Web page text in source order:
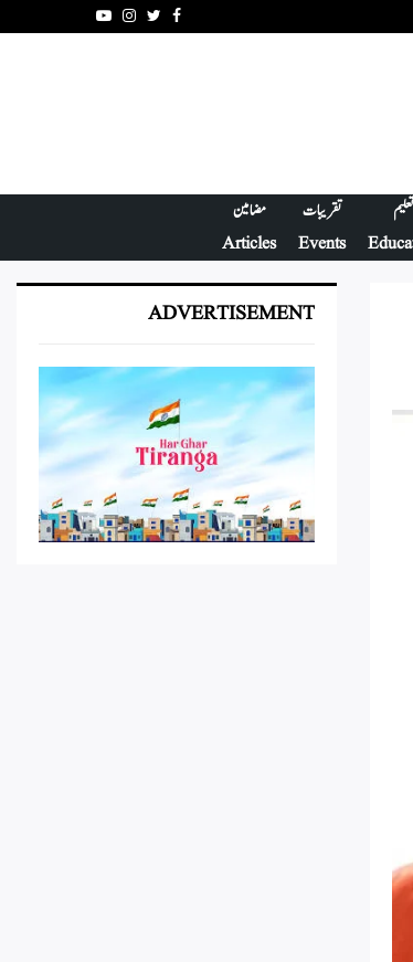
Facebook
Twitter
Instagram
Youtube
تعلیم
تقریبات
Events
مضامین
Articles
ADVERTISEMENT